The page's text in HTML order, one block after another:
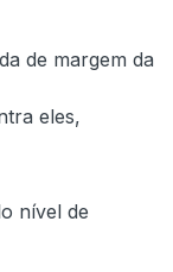
de margem da
eles,
nível de